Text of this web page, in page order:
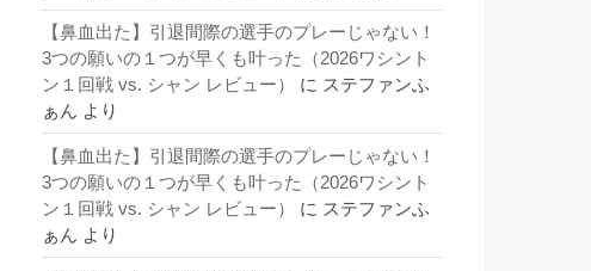
【鼻血出た】引退間際の選手のプレーじゃない！
3つの願いの１つが早くも叶った（2026ワシント
ン１回戦 vs. シャン レビュー）
に ステファンふ
ぁん より
【鼻血出た】引退間際の選手のプレーじゃない！
3つの願いの１つが早くも叶った（2026ワシント
ン１回戦 vs. シャン レビュー）
に ステファンふ
ぁん より